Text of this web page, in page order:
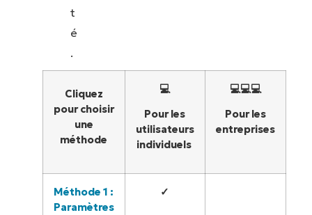
t
é
.
Cliquez
pour choisir
une
méthode
💻
Pour les
utilisateurs
individuels
💻💻💻
Pour les
entreprises
Méthode 1 :
Paramètres
✓